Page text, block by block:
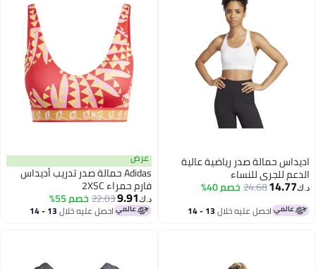
اديداس حمالة صدر رياضية عالية
الدعم للجري للنساء
د.ك‏14.77
24.68خصم 40%
احصل عليه خلال 13 - 14
اغسطس
عرض
Adidas حمالة صدر تدريب أديداس
فارم حمراء 2XSC
د.ك‏9.91
22.03خصم 55%
احصل عليه خلال 13 - 14
اغسطس